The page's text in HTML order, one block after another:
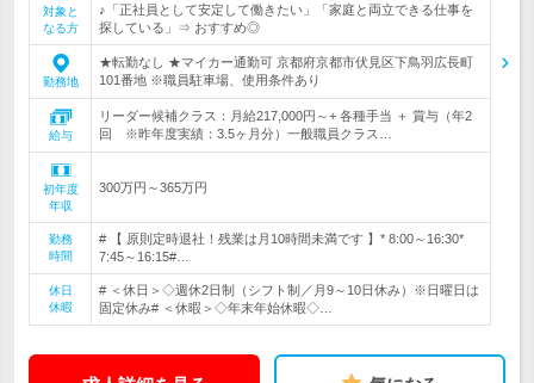
対象と
なる方
♪「正社員として安定して働きたい」「家庭と両立できる仕事を
探している」⇒ おすすめ◎
勤務地
★転勤なし ★マイカー通勤可 京都府京都市伏見区下鳥羽広長町
101番地 ※職員駐車場、使用条件あり
給与
リーダー候補クラス：月給217,000円～+ 各種手当 ＋ 賞与（年2
回 ※昨年度実績：3.5ヶ月分）一般職員クラス…
初年度
年収
300万円～365万円
勤務
時間
# 【 原則定時退社！残業は月10時間未満です 】* 8:00～16:30*
7:45～16:15#…
休日
休暇
# ＜休日＞◇週休2日制（シフト制／月9～10日休み）※日曜日は
固定休み# ＜休暇＞◇年末年始休暇◇…